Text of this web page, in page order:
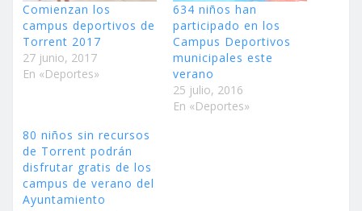
Comienzan los
campus deportivos de
Torrent 2017
27 junio, 2017
En «Deportes»
634 niños han
participado en los
Campus Deportivos
municipales este
verano
25 julio, 2016
En «Deportes»
80 niños sin recursos
de Torrent podrán
disfrutar gratis de los
campus de verano del
Ayuntamiento